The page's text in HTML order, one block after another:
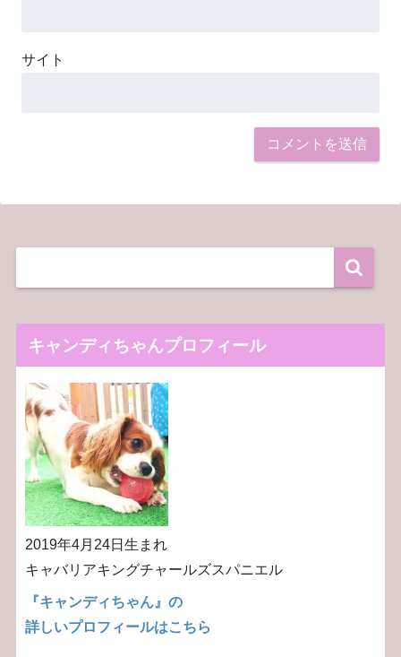
サイト
キャンディちゃんプロフィール
2019年4月24日生まれ
キャバリアキングチャールズスパニエル
『キャンディちゃん』の
詳しいプロフィールはこちら